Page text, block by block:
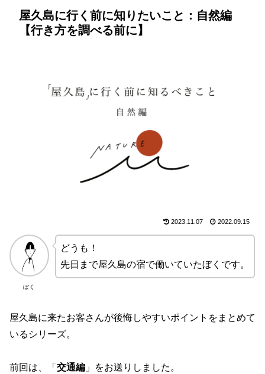
屋久島に行く前に知りたいこと：自然編
【行き方を調べる前に】
2023.11.07 2022.09.15
ぼく
どうも！
先日まで屋久島の宿で働いていたぼくです。
屋久島に来たお客さんが後悔しやすいポイントをまとめて
いるシリーズ。
前回は、「 交通編 」をお送りしました。